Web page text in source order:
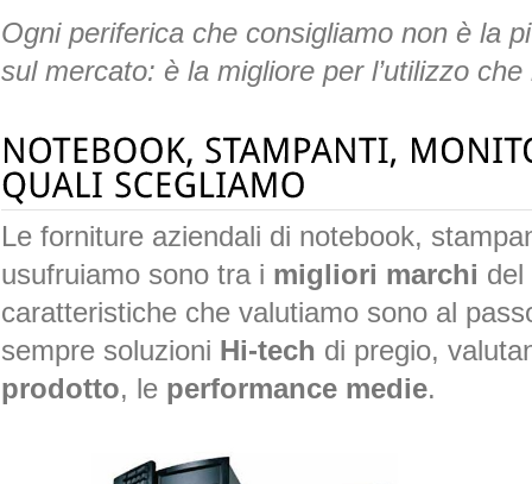
Ogni periferica che consigliamo non è la
sul mercato: è la migliore per l’utilizzo
Le forniture aziendali di notebook,
usufruiamo sono tra i migliori marchi del
caratteristiche che valutiamo sono al
sempre soluzioni Hi-tech di pregio,
prodotto, le performance medie.